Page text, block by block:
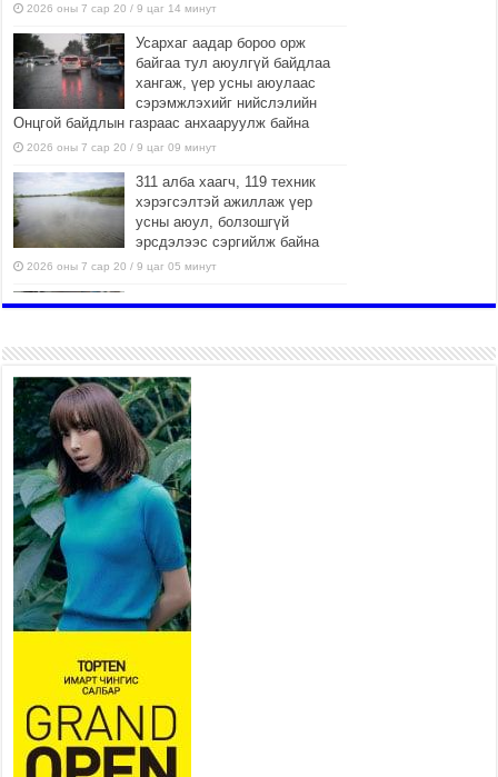
2026 оны 7 сар 20 / 9 цаг 14 минут
Усархаг аадар бороо орж
байгаа тул аюулгүй байдлаа
хангаж, үер усны аюулаас
сэрэмжлэхийг нийслэлийн
Онцгой байдлын газраас анхааруулж байна
2026 оны 7 сар 20 / 9 цаг 09 минут
311 алба хаагч, 119 техник
хэрэгсэлтэй ажиллаж үер
усны аюул, болзошгүй
эрсдэлээс сэргийлж байна
2026 оны 7 сар 20 / 9 цаг 05 минут
Аяллаа зөв төлөвлөхийг
2026 оны 7 сар 16 / 11 цаг 50 минут
Үер усны болзошгүй аюулаас
сэргийлж, холбогдох
байгууллагууд өндөржүүлсэн
бэлэн байдалд ажиллаж байна
2026 оны 7 сар 15 / 13 цаг 06 минут
Монгол адууны үнэ цэнийг
дэлхийд сурталчлах “Дэлхийн
адууны өдөр”-т 15000 морьтон
оролцож байна
2026 оны 7 сар 15 / 11 цаг 51 минут
Шагайн харвааны насанд хүрэгчдийн багийн
шилдгүүд шалгарав
2026 оны 7 сар 15 / 11 цаг 45 минут
Үндэсний их баяр наадмын сур харвааны
шагналыг нийслэлийн Засаг дарга бөгөөд
Улаанбаатар хотын Захирагч Б.Пүрэвдагва